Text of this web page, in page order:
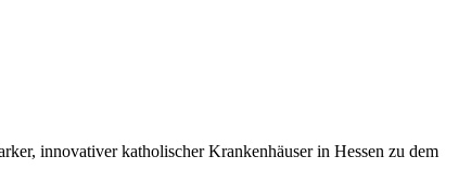
innovativer katholischer Krankenhäuser in Hessen zu dem